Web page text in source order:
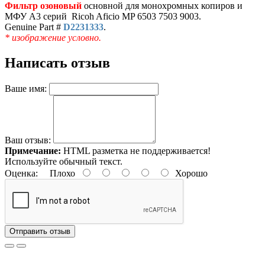
Фильтр озоновый основной для монохромных копиров и
МФУ A3 серий Ricoh Aficio MP 6503 7503 9003.
Genuine Part # D2231333.
* изображение условно.
Написать отзыв
Ваше имя:
Ваш отзыв:
Примечание: HTML разметка не поддерживается!
Используйте обычный текст.
Оценка: Плохо Хорошо
Отправить отзыв